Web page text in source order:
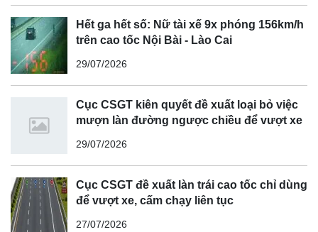
kiệm nhiên liệu. Xe được trang bị 3 chế độ lái là Econ,
Normal và Sport, với mức tiêu thụ nhiên liệu trung bình là 4
Hết ga hết số: Nữ tài xế 9x phóng 156km/h
trên cao tốc Nội Bài - Lào Cai
29/07/2026
Cục CSGT kiên quyết đề xuất loại bỏ việc
mượn làn đường ngược chiều để vượt xe
29/07/2026
Cục CSGT đề xuất làn trái cao tốc chỉ dùng
để vượt xe, cấm chạy liên tục
27/07/2026